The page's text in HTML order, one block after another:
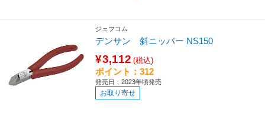
ジェフコム
デンサン 斜ニッパー NS150
¥3,112 (税込)
ポイント：312
発売日：2023年頃発売
お取り寄せ